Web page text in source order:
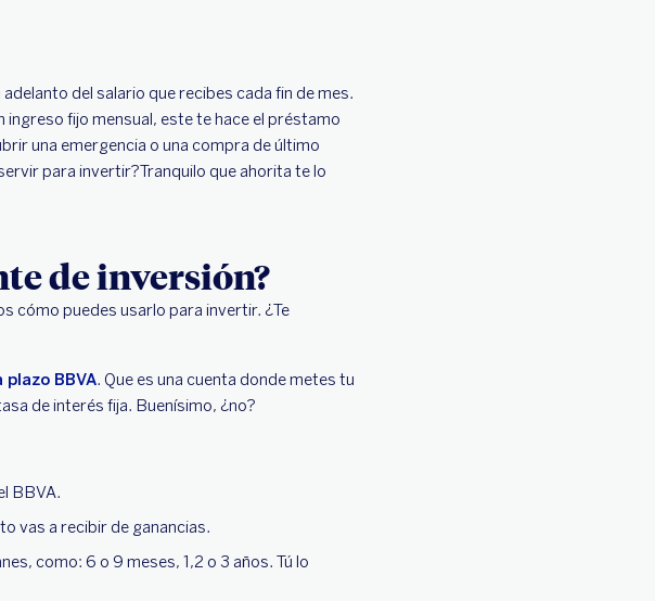
del salario que recibes cada fin de mes.
ingreso fijo mensual, este te hace el préstamo
una emergencia o una compra de último
para invertir?Tranquilo que ahorita te lo
de inversión?
cómo puedes usarlo para invertir. ¿Te
BBVA. Que es una cuenta donde metes tu
de interés fija. Buenísimo, ¿no?
BBVA.
vas a recibir de ganancias.
como: 6 o 9 meses, 1,2 o 3 años. Tú lo